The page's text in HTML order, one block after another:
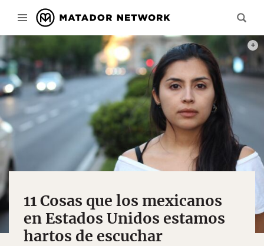
11 Cosas que los mexicanos
en Estados Unidos estamos
hartos de escuchar